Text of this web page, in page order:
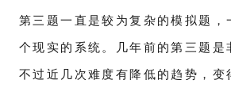
第三题一直是较为复杂的模拟题，
个现实的系统。几年前的第三题是
不过近几次难度有降低的趋势，变